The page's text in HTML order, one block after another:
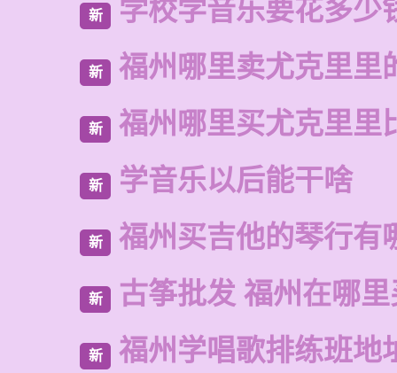
新 学校学音乐要花多少
新 福州哪里卖尤克里里
新 福州哪里买尤克里里
新 学音乐以后能干啥
新 福州买吉他的琴行有
新 古筝批发 福州在哪
新 福州学唱歌排练班地